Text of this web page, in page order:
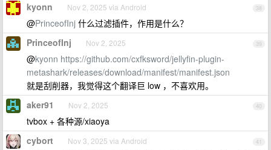
38
kyonn Nov 2, 2025 via Android
@PrinceofInj 什么过滤插件，作用是什么？
39
PrinceofInj Nov 2, 2025
@kyonn https://github.com/cxfksword/jellyfin-plugin-
metashark/releases/download/manifest/manifest.json
就是刮削器，我觉得这个翻译巨 low ，不喜欢用。
40
aker91 Nov 2, 2025
tvbox + 各种源/xiaoya
41
cybort Nov 3, 2025 via Android